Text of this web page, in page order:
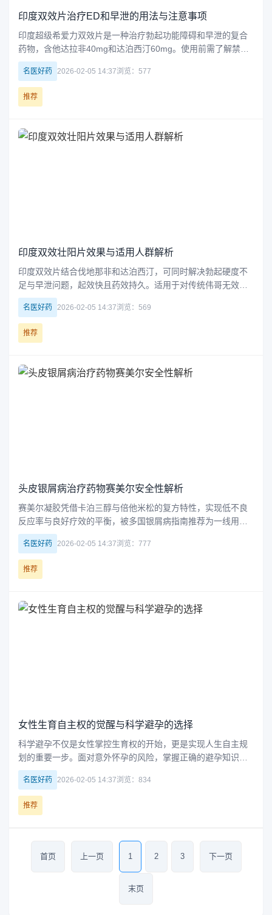
印度双效片治疗ED和早泄的用法与注意事项
印度超级希爱力双效片是一种治疗勃起功能障碍和早泄的复合
药物，含他达拉非40mg和达泊西汀60mg。使用前需了解禁忌
症和注意事项，避免不良反应。该药品在我国属于非法药物，
存在安全风险，不建议使用。
名医好药 2026-02-05 14:37浏览：577
推荐
印度双效壮阳片效果与适用人群解析
印度双效片结合伐地那非和达泊西汀，可同时解决勃起硬度不
足与早泄问题，起效快且药效持久。适用于对传统伟哥无效的
患者，副作用较小，长期使用有助于改善性功能。
名医好药 2026-02-05 14:37浏览：569
推荐
头皮银屑病治疗药物赛美尔安全性解析
赛美尔凝胶凭借卡泊三醇与倍他米松的复方特性，实现低不良
反应率与良好疗效的平衡，被多国银屑病指南推荐为一线用
药。临床数据显示，长期使用下其安全性稳定，常见不良反应
轻微且短暂，患者可放心使用。
名医好药 2026-02-05 14:37浏览：777
推荐
女性生育自主权的觉醒与科学避孕的选择
科学避孕不仅是女性掌控生育权的开始，更是实现人生自主规
划的重要一步。面对意外怀孕的风险，掌握正确的避孕知识对
于女性而言至关重要。短效避孕药作为现代避孕工具，不仅有
效率高，更让女性能够从容决定自己的生育时机，从而在人生
中拥有更多选择与自由。
名医好药 2026-02-05 14:37浏览：834
推荐
首页 上一页 1 2 3 下一页
末页